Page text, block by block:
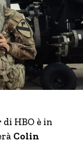
di HBO è in
Colin